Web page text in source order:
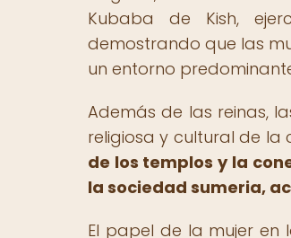
Kubaba de Kish,
demostrando que las
un entorno
Además de las reinas,
religiosa y cultural de la
de los templos y la
la sociedad sumeria,
El papel de la mujer en